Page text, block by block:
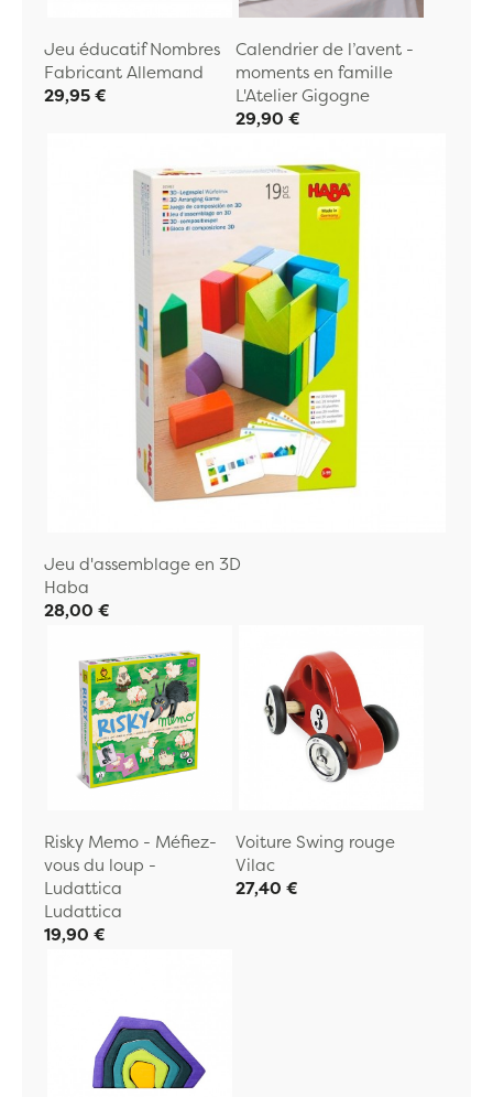
Jeu éducatif Nombres
Fabricant Allemand
29,95 €
Calendrier de l’avent -
moments en famille
L'Atelier Gigogne
29,90 €
Jeu d'assemblage en 3D
Haba
28,00 €
Risky Memo - Méfiez-
vous du loup -
Ludattica
Ludattica
19,90 €
Voiture Swing rouge
Vilac
27,40 €